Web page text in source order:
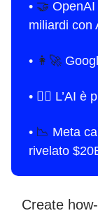
• 🤝
miliardi con
• 👩‍🚀
• 👷‍♂️ L’AI è
• 📉 Meta
rivelato
Create